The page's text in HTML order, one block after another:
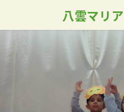
八雲マリ